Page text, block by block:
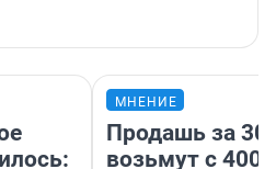
МНЕНИЕ
Продашь за
возьмут с